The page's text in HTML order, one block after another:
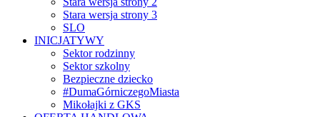
Stara wersja strony 3
SLO
INICJATYWY
Sektor rodzinny
Sektor szkolny
Bezpieczne dziecko
#DumaGórniczegoMiasta
Mikołajki z GKS